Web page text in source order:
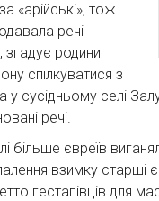
«арійські», тож
речі
згадує родини
спілкуватися з
сусідньому селі
речі.
євреїв
взимку старші
для